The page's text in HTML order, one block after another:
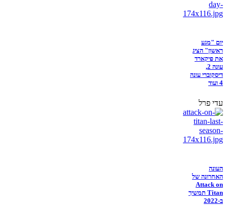
יום "מגע
ראשון" הציג
את פיקארד
עונה 2,
דיסקוברי עונה
4 ועוד
עדי פרל
העונה
האחרונה של
Attack on
Titan תמשיך
ב-2022